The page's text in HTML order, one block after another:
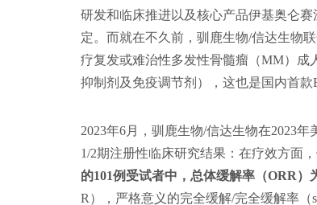
研发和临床推进以及核心产品伊基奥仑
定。而就在不久前，驯鹿生物/信达生物
疗复发或难治性多发性骨髓瘤（MM）成
抑制剂及免疫调节剂），这也是国内首款
2023年6月，驯鹿生物/信达生物在2023
1/2期注册性临床研究结果：在疗效方面
的101例受试者中，总体缓解率（ORR）
R），严格意义的完全缓解/完全缓解率